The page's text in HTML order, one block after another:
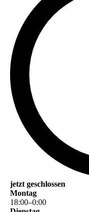
jetzt geschlossen
Montag
18:00–0:00